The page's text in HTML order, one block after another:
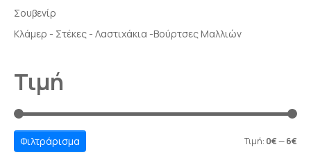
Σουβενίρ
Κλάμερ - Στέκες - Λαστιχάκια -Βούρτσες Μαλλιών
Τιμή
Φιλτράρισμα Τιμή: 0€—6€